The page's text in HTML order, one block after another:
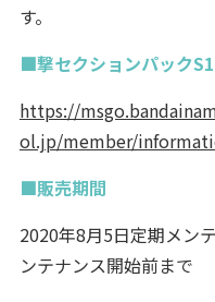
す。
■撃セクションパック
https://
ol.jp/member/
■販売期間
2020年8月5日定期メン
ンテナンス開始前まで